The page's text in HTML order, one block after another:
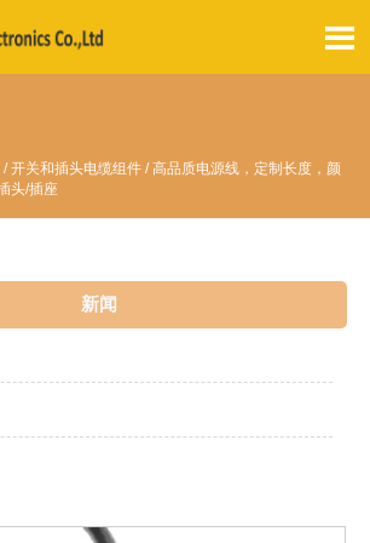

/开关和插头电缆组件 /高品质电源线，定制长度，颜
头/插座
新闻